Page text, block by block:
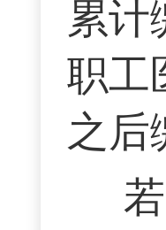
累计
职工
之后